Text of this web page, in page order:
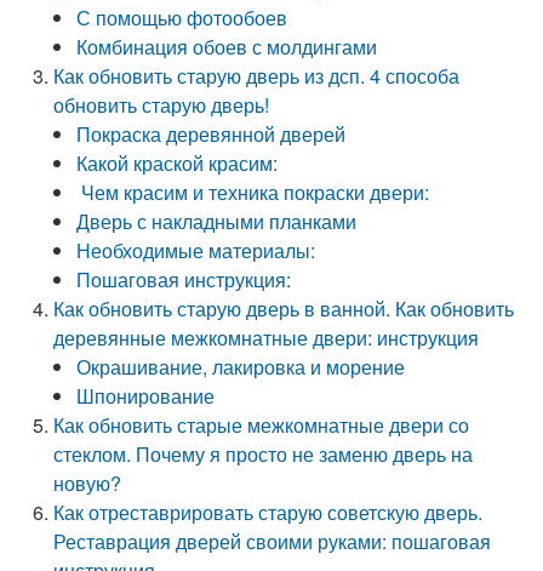
С помощью фотообоев
Комбинация обоев с молдингами
Как обновить старую дверь из дсп. 4 способа
обновить старую дверь!
Покраска деревянной дверей
Какой краской красим:
Чем красим и техника покраски двери:
Дверь с накладными планками
Необходимые материалы:
Пошаговая инструкция:
Как обновить старую дверь в ванной. Как обновить
деревянные межкомнатные двери: инструкция
Окрашивание, лакировка и морение
Шпонирование
Как обновить старые межкомнатные двери со
стеклом. Почему я просто не заменю дверь на
новую?
Как отреставрировать старую советскую дверь.
Реставрация дверей своими руками: пошаговая